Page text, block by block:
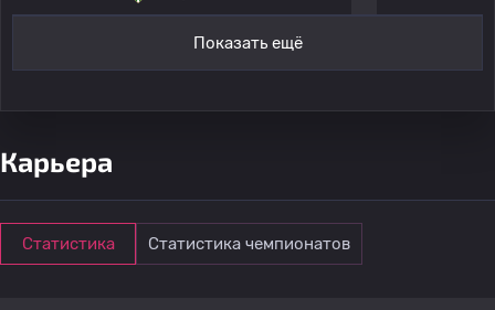
Показать ещё
Карьера
Статистика Статистика чемпионатов